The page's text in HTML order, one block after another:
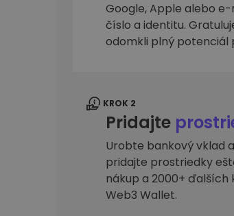
Investičný
Nájdi svoju
Google, Apple alebo
číslo a identitu.
odomkli plný
KROK 2
Pridajte
Urobte bankový vklad
pridajte prostriedky
nákup a 2000+
Web3 Wallet.